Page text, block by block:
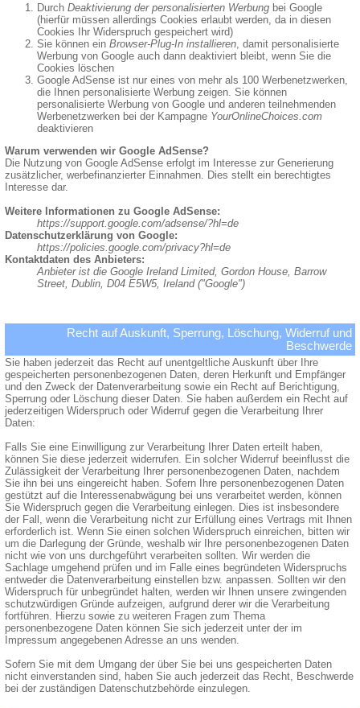
Durch Deaktivierung der personalisierten Werbung bei Google
(hierfür müssen allerdings Cookies erlaubt werden, da in diesen
Cookies Ihr Widerspruch gespeichert wird)
Sie können ein Browser-Plug-In installieren , damit personalisierte
Werbung von Google auch dann deaktiviert bleibt, wenn Sie die
Cookies löschen
Google AdSense ist nur eines von mehr als 100 Werbenetzwerken,
die Ihnen personalisierte Werbung zeigen. Sie können
personalisierte Werbung von Google und anderen teilnehmenden
Werbenetzwerken bei der Kampagne YourOnlineChoices.com
deaktivieren
Warum verwenden wir Google AdSense?
Die Nutzung von Google AdSense erfolgt im Interesse zur Generierung
zusätzlicher, werbefinanzierter Einnahmen. Dies stellt ein berechtigtes
Interesse dar.
Weitere Informationen zu Google AdSense:
https://support.google.com/adsense/?hl=de
Datenschutzerklärung von Google:
https://policies.google.com/privacy?hl=de
Kontaktdaten des Anbieters:
Anbieter ist die Google Ireland Limited, Gordon House, Barrow
Street, Dublin, D04 E5W5, Ireland ("Google")
Recht auf Auskunft, Sperrung, Löschung, Widerruf und
Beschwerde
Sie haben jederzeit das Recht auf unentgeltliche Auskunft über Ihre
gespeicherten personenbezogenen Daten, deren Herkunft und Empfänger
und den Zweck der Datenverarbeitung sowie ein Recht auf Berichtigung,
Sperrung oder Löschung dieser Daten. Sie haben außerdem ein Recht auf
jederzeitigen Widerspruch oder Widerruf gegen die Verarbeitung Ihrer
Daten:
Falls Sie eine Einwilligung zur Verarbeitung Ihrer Daten erteilt haben,
können Sie diese jederzeit widerrufen. Ein solcher Widerruf beeinflusst die
Zulässigkeit der Verarbeitung Ihrer personenbezogenen Daten, nachdem
Sie ihn bei uns eingereicht haben. Sofern Ihre personenbezogenen Daten
gestützt auf die Interessenabwägung bei uns verarbeitet werden, können
Sie Widerspruch gegen die Verarbeitung einlegen. Dies ist insbesondere
der Fall, wenn die Verarbeitung nicht zur Erfüllung eines Vertrags mit Ihnen
erforderlich ist. Wenn Sie einen solchen Widerspruch einreichen, bitten wir
um die Darlegung der Gründe, weshalb wir Ihre personenbezogenen Daten
nicht wie von uns durchgeführt verarbeiten sollten. Wir werden die
Sachlage umgehend prüfen und im Falle eines begründeten Widerspruchs
entweder die Datenverarbeitung einstellen bzw. anpassen. Sollten wir den
Widerspruch für unbegründet halten, werden wir Ihnen unsere zwingenden
schutzwürdigen Gründe aufzeigen, aufgrund derer wir die Verarbeitung
fortführen. Hierzu sowie zu weiteren Fragen zum Thema
personenbezogene Daten können Sie sich jederzeit unter der im
Impressum angegebenen Adresse an uns wenden.
Sofern Sie mit dem Umgang der über Sie bei uns gespeicherten Daten
nicht einverstanden sind, haben Sie auch jederzeit das Recht, Beschwerde
bei der zuständigen Datenschutzbehörde einzulegen.